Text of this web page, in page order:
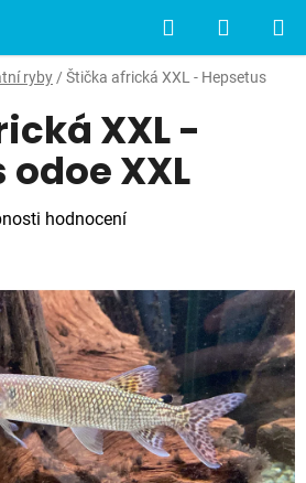
Hledat
KOŠÍK
ryby / Štička africká XXL - Hepsetus
XXL -
XXL
hodnocení